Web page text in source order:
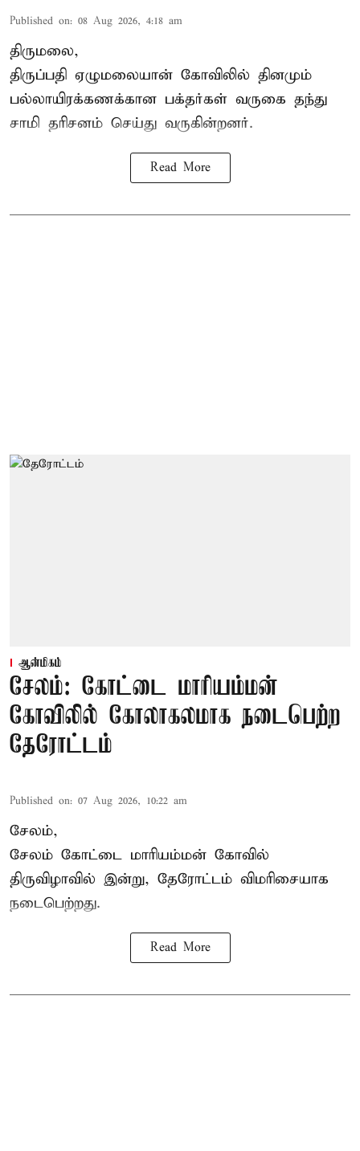
Published on: 08 Aug 2026, 4:18 am
திருமலை,
திருப்பதி ஏழுமலையான் கோவிலில் தினமும்
பல்லாயிரக்கணக்கான பக்தர்கள் வருகை தந்து
சாமி தரிசனம் செய்து வருகின்றனர்.
Read More
ஆன்மிகம்
சேலம்: கோட்டை மாரியம்மன்
கோவிலில் கோலாகலமாக நடைபெற்ற
தேரோட்டம்
Published on: 07 Aug 2026, 10:22 am
சேலம்,
சேலம் கோட்டை மாரியம்மன் கோவில்
திருவிழாவில் இன்று, தேரோட்டம் விமரிசையாக
நடைபெற்றது.
Read More